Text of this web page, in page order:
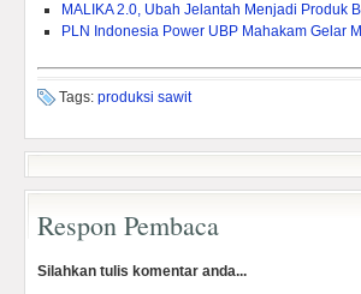
MALIKA 2.0, Ubah Jelantah Menjadi Produk
PLN Indonesia Power UBP Mahakam Gelar
Tags: produksi sawit
Respon Pembaca
Silahkan tulis komentar anda...